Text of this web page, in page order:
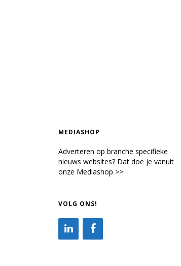
MEDIASHOP
Adverteren op branche specifieke
nieuws websites? Dat doe je vanuit
onze Mediashop >>
VOLG ONS!